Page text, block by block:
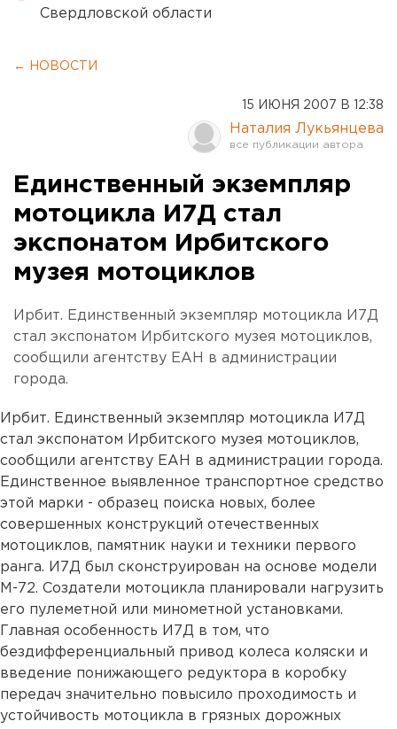
Свердловской области
← НОВОСТИ
15 ИЮНЯ 2007 В 12:38
Наталия Лукьянцева
Единственный экземпляр
мотоцикла И7Д стал
экспонатом Ирбитского
музея мотоциклов
Ирбит. Единственный экземпляр мотоцикла И7Д
стал экспонатом Ирбитского музея мотоциклов,
сообщили агентству ЕАН в администрации
города.
Ирбит. Единственный экземпляр мотоцикла И7Д
стал экспонатом Ирбитского музея мотоциклов,
сообщили агентству ЕАН в администрации города.
Единственное выявленное транспортное средство
этой марки - образец поиска новых, более
совершенных конструкций отечественных
мотоциклов, памятник науки и техники первого
ранга. И7Д был сконструирован на основе модели
М-72. Создатели мотоцикла планировали нагрузить
его пулеметной или минометной установками.
Главная особенность И7Д в том, что
бездифференциальный привод колеса коляски и
введение понижающего редуктора в коробку
передач значительно повысило проходимость и
устойчивость мотоцикла в грязных дорожных